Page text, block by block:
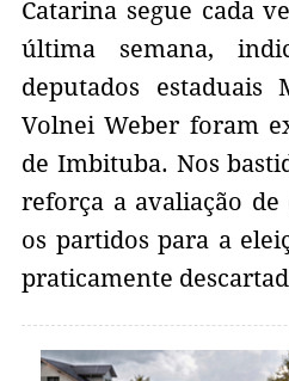
Catarina segue cada
última semana,
deputados
Volnei Weber foram
de Imbituba. Nos
reforça a avaliação
os partidos para a
praticamente